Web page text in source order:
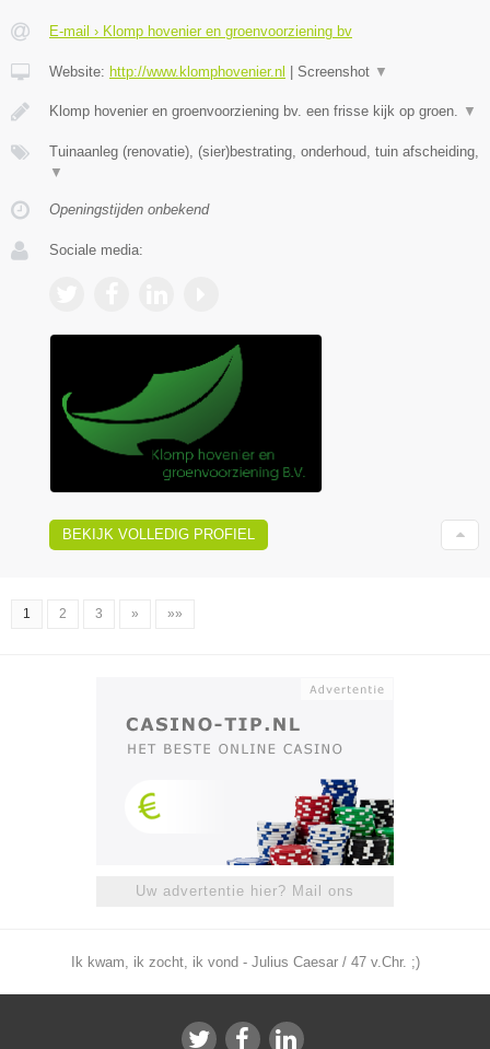
E-mail › Klomp hovenier en groenvoorziening bv
Website: http://www.klomphovenier.nl Screenshot ▼
Klomp hovenier en groenvoorziening bv. een frisse kijk op groen. ▼
Tuinaanleg (renovatie), (sier)bestrating, onderhoud, tuin afscheiding,
▼
Openingstijden onbekend
Sociale media:
BEKIJK VOLLEDIG PROFIEL
1 2 3 » »»
Uw advertentie hier? Mail ons
Ik kwam, ik zocht, ik vond - Julius Caesar / 47 v.Chr. ;)